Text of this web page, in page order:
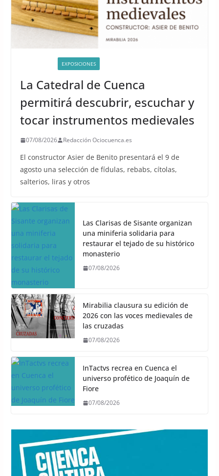
EXPOSICIONES
La Catedral de Cuenca
permitirá descubrir, escuchar y
tocar instrumentos medievales
07/08/2026 Redacción Ociocuenca.es
El constructor Asier de Benito presentará el 9 de
agosto una selección de fídulas, rebabs, cítolas,
salterios, liras y otros
Las Clarisas de Sisante organizan
una miniferia solidaria para
restaurar el tejado de su histórico
monasterio
07/08/2026
Mirabilia clausura su edición de
2026 con las voces medievales de
las cruzadas
07/08/2026
InTactvs recrea en Cuenca el
universo profético de Joaquín de
Fiore
07/08/2026